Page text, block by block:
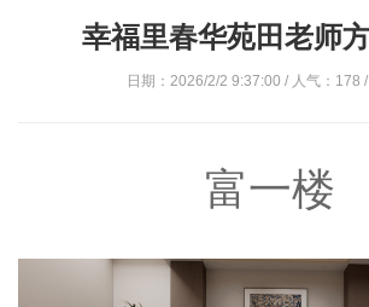
幸福里春华苑田老师
日期：2026/2/2 9:37:00 / 人气： 178
富一楼